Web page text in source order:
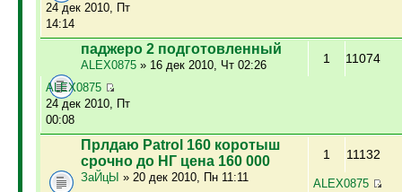
24 дек 2010, Пт
14:14
паджеро 2 подготовленный
ALEX0875» 16 дек 2010, Чт 02:26 1 11074
ALEX0875
24 дек 2010, Пт
00:08
Прлдаю Patrol 160 коротыш
срочно до НГ цена 160 000
ЗаЙцЫ » 20 дек 2010, Пн 11:11
1 11132
ALEX0875